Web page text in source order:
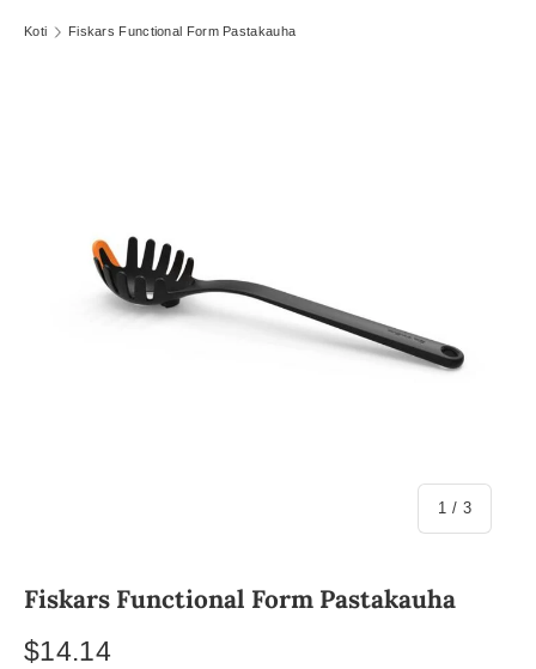
Koti Fiskars Functional Form Pastakauha
1 / /3
Fiskars Functional Form Pastakauha
$14.14